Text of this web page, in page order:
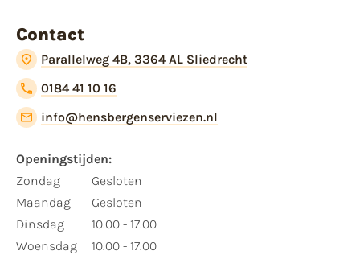
Contact
Parallelweg 4B, 3364 AL Sliedrecht
0184 41 10 16
info@hensbergenserviezen.nl
Openingstijden:
Zondag
Maandag
Dinsdag
Woensdag
Gesloten
Gesloten
10.00 - 17.00
10.00 - 17.00